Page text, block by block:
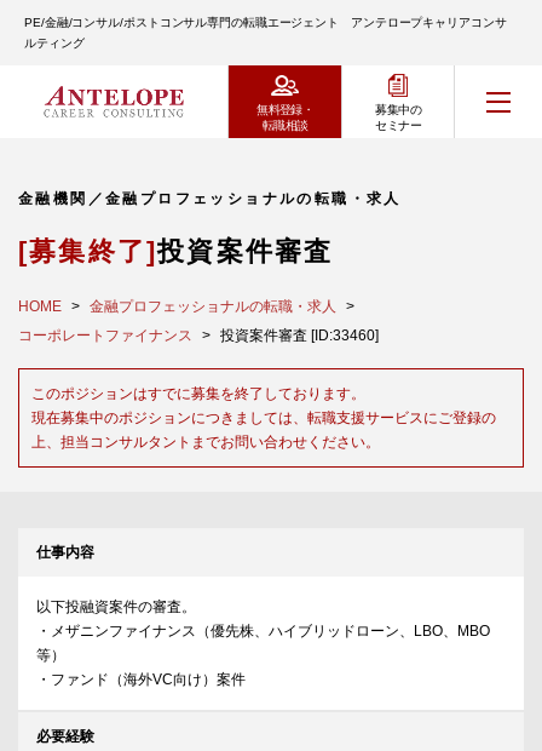
PE/金融/コンサル/ポストコンサル専門の転職エージェント アンテロープキャリアコンサ
ルティング
無料登録・
転職相談
募集中の
セミナー
金融機関／金融プロフェッショナルの転職・求人
[募集終了]投資案件審査
HOME
金融プロフェッショナルの転職・求人
コーポレートファイナンス
投資案件審査 [ID:33460]
このポジションはすでに募集を終了しております。
現在募集中のポジションにつきましては、転職支援サービスにご登録の
上、担当コンサルタントまでお問い合わせください。
仕事内容
以下投融資案件の審査。
・メザニンファイナンス（優先株、ハイブリッドローン、LBO、MBO
等）
・ファンド（海外VC向け）案件
必要経験